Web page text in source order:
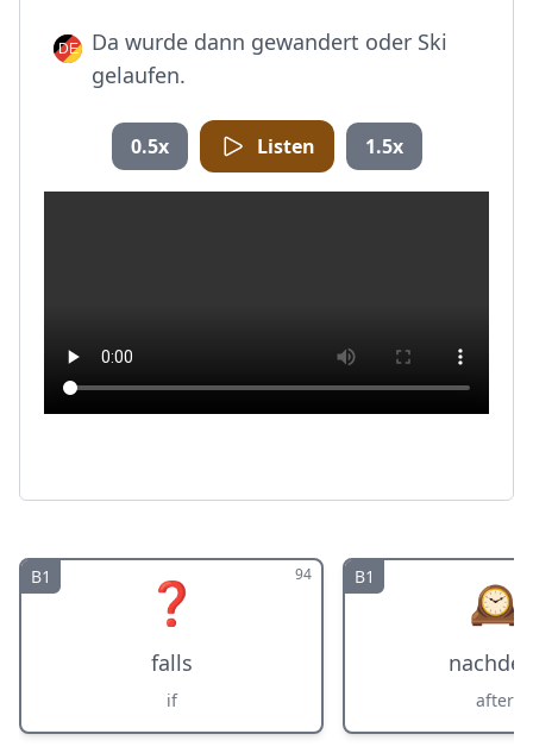
Da wurde dann gewandert oder Ski
gelaufen.
0.5x Listen 1.5x
B1 94
❓
falls
if
B1 🕰️
after